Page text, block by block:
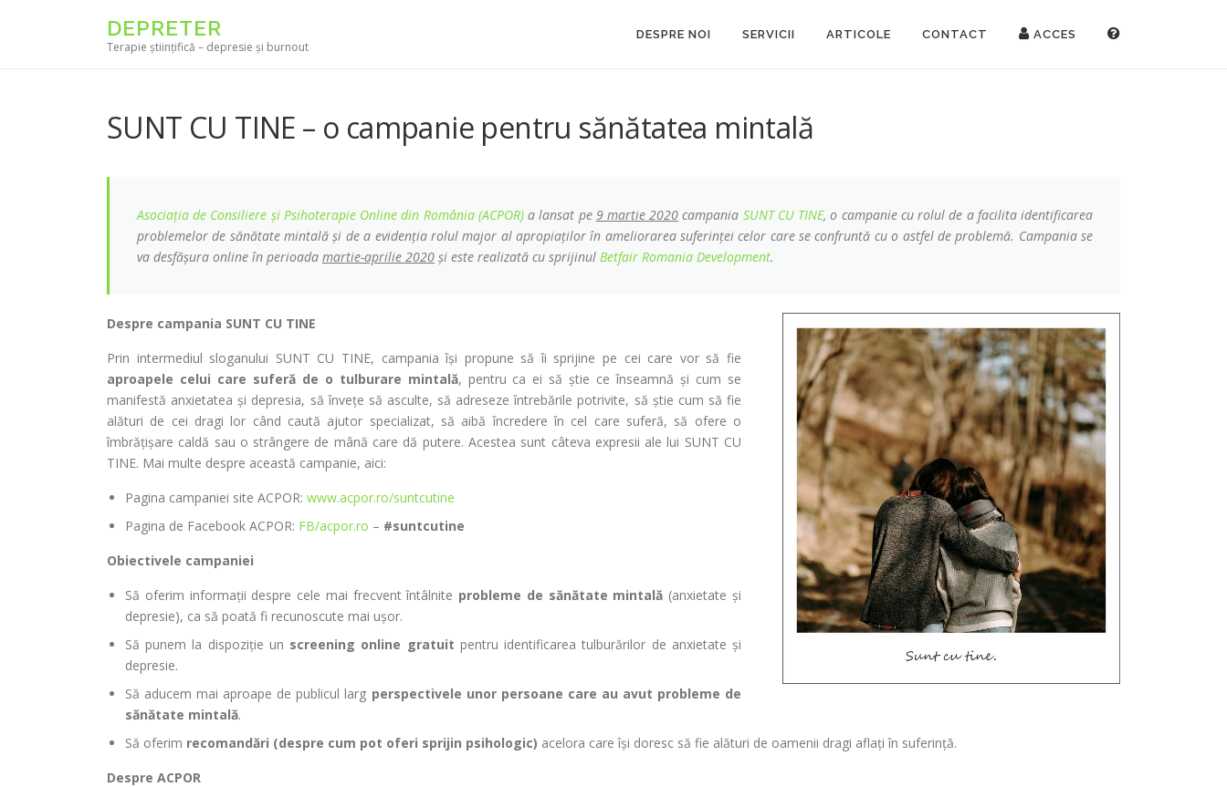
DEPRETER
Terapie științifică – depresie și burnout
DESPRE NOI SERVICII ARTICOLE CONTACT ACCES
SUNT CU TINE – o campanie pentru sănătatea mintală
Asociaţia de Consiliere şi Psihoterapie Online din România (ACPOR)a lansat pe 9 martie 2020 campania SUNT CU TINE, o campanie cu rolul de a facilita identificarea
problemelor de sănătate mintală și de a evidenția rolul major al apropiaților în ameliorarea suferinței celor care se confruntă cu o astfel de problemă. Campania se
va desfășura online în perioada martie-aprilie 2020 și este realizată cu sprijinul Betfair Romania Development.
Despre campania SUNT CU TINE
Prin intermediul sloganului SUNT CU TINE, campania își propune să îi sprijine pe cei care vor să fie
aproapele celui care suferă de o tulburare mintală, pentru ca ei să știe ce înseamnă și cum se
manifestă anxietatea și depresia, să învețe să asculte, să adreseze întrebările potrivite, să știe cum să fie
alături de cei dragi lor când caută ajutor specializat, să aibă încredere în cel care suferă, să ofere o
îmbrățișare caldă sau o strângere de mână care dă putere. Acestea sunt câteva expresii ale lui SUNT CU
TINE. Mai multe despre această campanie, aici:
Pagina campaniei site ACPOR: www.acpor.ro/suntcutine
Pagina de Facebook ACPOR: FB/acpor.ro – #suntcutine
Obiectivele campaniei
Să oferim informații despre cele mai frecvent întâlnite probleme de sănătate mintală (anxietate și
depresie), ca să poată fi recunoscute mai ușor.
Să punem la dispoziție un screening online gratuit pentru identificarea tulburărilor de anxietate și
depresie.
Să aducem mai aproape de publicul larg perspectivele unor persoane care au avut probleme de
sănătate mintală.
Să oferim recomandări (despre cum pot oferi sprijin psihologic) acelora care își doresc să fie alături de oamenii dragi aflați în suferință.
Despre ACPOR